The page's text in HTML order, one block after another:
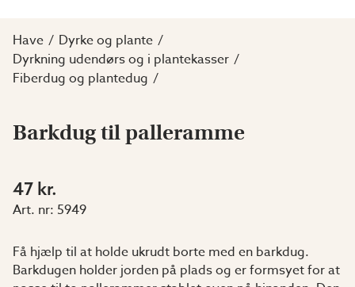
Have
Dyrke og plante
Dyrkning udendørs og i plantekasser
Fiberdug og plantedug
Barkdug til palleramme
47 kr.
Art. nr: 5949
Få hjælp til at holde ukrudt borte med en barkdug.
Barkdugen holder jorden på plads og er formsyet for at